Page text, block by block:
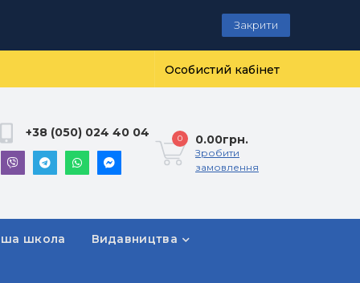
Закрити
Особистий кабінет
+38 (050) 024 40 04 0 0.00грн.
Зробити
замовлення
школа Видавництва